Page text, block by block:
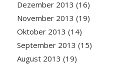
Dezember 2013 (16)
November 2013 (19)
Oktober 2013 (14)
September 2013 (15)
August 2013 (19)